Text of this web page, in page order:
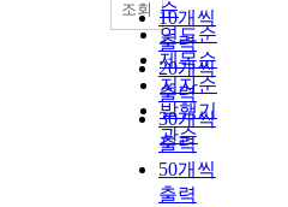
순
연도순
제목순
저자순
발행기
관순
10개씩
출력
20개씩
출력
30개씩
출력
50개씩
출력
조회